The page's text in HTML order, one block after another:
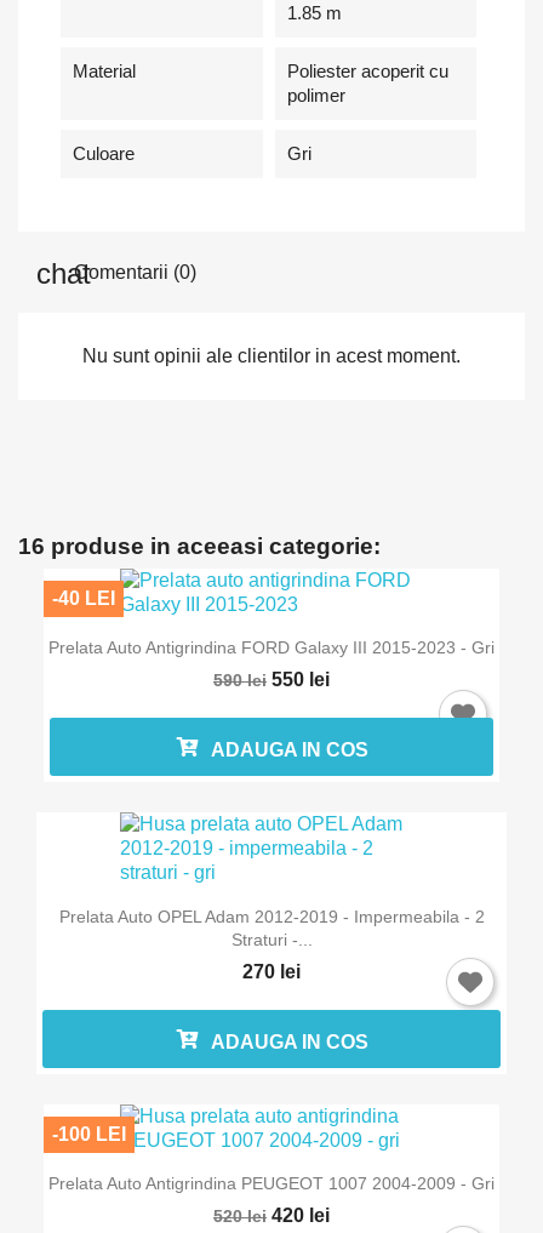
1.85 m
Material
Poliester acoperit cu
polimer
Culoare Gri
Comentarii (0)
Nu sunt opinii ale clientilor in acest moment.
16 produse in aceeasi categorie:
Prelata Auto Antigrindina FORD Galaxy III 2015-2023 - Gri
590 lei 550 lei
-40 LEI
ADAUGA IN COS
Prelata Auto OPEL Adam 2012-2019 - Impermeabila - 2
Straturi -...
270 lei
ADAUGA IN COS
Prelata Auto Antigrindina PEUGEOT 1007 2004-2009 - Gri
520 lei 420 lei
-100 LEI